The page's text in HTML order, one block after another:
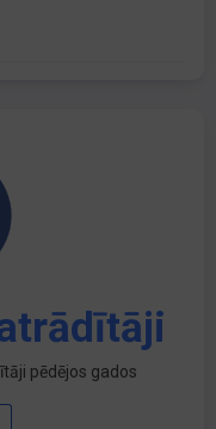
pēdējos gados